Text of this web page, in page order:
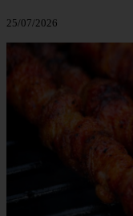
25/07/2026